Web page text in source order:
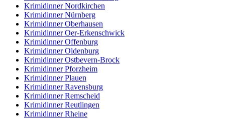
Krimidinner Nordkirchen
Krimidinner Nürnberg
Krimidinner Oberhausen
Krimidinner Oer-Erkenschwick
Krimidinner Offenburg
Krimidinner Oldenburg
Krimidinner Ostbevern-Brock
Krimidinner Pforzheim
Krimidinner Plauen
Krimidinner Ravensburg
Krimidinner Remscheid
Krimidinner Reutlingen
Krimidinner Rheine